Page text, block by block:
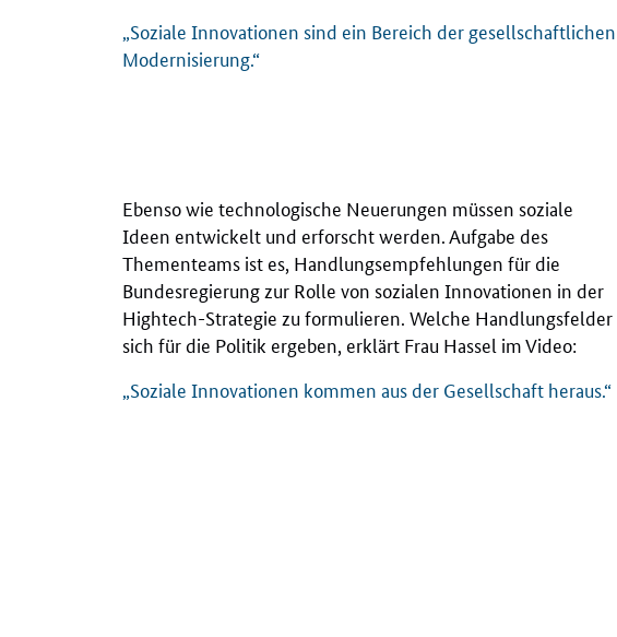
„Soziale Innovationen sind ein Bereich der gesellschaftlichen
Modernisierung.“
Ebenso wie technologische Neuerungen müssen soziale
Ideen entwickelt und erforscht werden. Aufgabe des
Thementeams ist es, Handlungsempfehlungen für die
Bundesregierung zur Rolle von sozialen Innovationen in der
Hightech-Strategie zu formulieren. Welche Handlungsfelder
sich für die Politik ergeben, erklärt Frau Hassel im Video:
„Soziale Innovationen kommen aus der Gesellschaft heraus.“